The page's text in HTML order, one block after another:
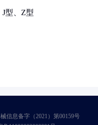
型、Z型
信息备字（2021）第00159号